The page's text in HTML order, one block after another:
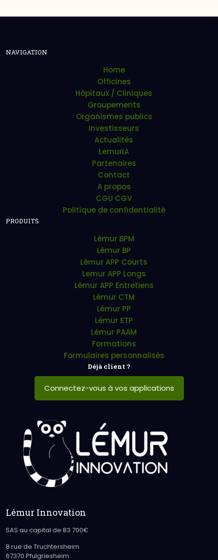
NAVIGATION
Home
Officines
Hôpitaux / Cliniques
Groupements
Organismes publics
Investisseurs
Actualités
LemurIA
Partenaires
Contact
A propos
CGU CGV
Politique de confidentialité
PRODUITS
Lémur BPM
Lémur BP
Lémur APP Courts
Lemur APP Longs
Lémur APP Entretiens
Lémur CTM
Lémur PP
Lémur ETP
Lémur PAAM
Formations
Formulaires personnalisés
Déjà client ?
Connectez-vous à vos applications
Lémur Innovation
SAS au capital de 83 700€
8 rue de Truchtersheim
67370 Pfulgriesheim